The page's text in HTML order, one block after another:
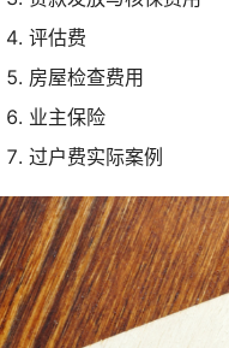
评估费
房屋检查费用
业主保险
过户费实际案例